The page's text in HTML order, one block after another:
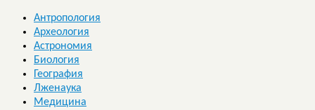
Антропология
Археология
Астрономия
Биология
География
Лженаука
Медицина